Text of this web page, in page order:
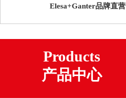
Elesa+Ganter品牌直营
的闩锁 带凸轮锁舌
Products
产品中心